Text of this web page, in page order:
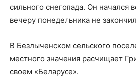
сильного снегопада. Он начался
вечеру понедельника не
В Безлыченском сельского
местного значения расчищает
своем «Беларусе».